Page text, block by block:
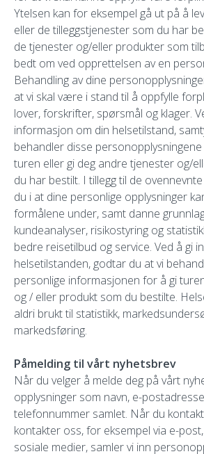
Ytelsen kan for eksempel gå ut på å
eller de tilleggstjenester som du har
de tjenester og/eller produkter som
bedt om ved opprettelsen av en
Behandling av dine
at vi skal være i stand til å oppfylle
lover, forskrifter, spørsmål og klager.
informasjon om din helsetilstand,
behandler disse
turen eller gi deg andre tjenester og/
du har bestilt. I tillegg til de
du i at dine personlige opplysninger
formålene under, samt danne
kundeanalyser, risikostyring og
bedre reisetilbud og service. Ved å gi
helsetilstanden, godtar du at vi
personlige informasjonen for å gi
og / eller produkt som du bestilte.
aldri brukt til statistikk,
markedsføring.
Påmelding til vårt nyhetsbrev
Når du velger å melde deg på vårt
opplysninger som navn, e-
telefonnummer samlet. Når du
kontakter oss, for eksempel via e-
sosiale medier, samler vi inn